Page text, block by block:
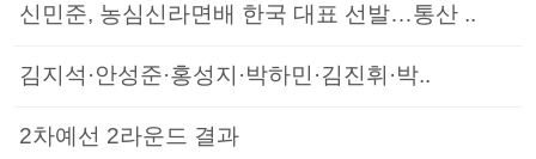
신민준, 농심신라면배 한국 대표 선발…통산 ..
김지석·안성준·홍성지·박하민·김진휘·박..
2차예선 2라운드 결과